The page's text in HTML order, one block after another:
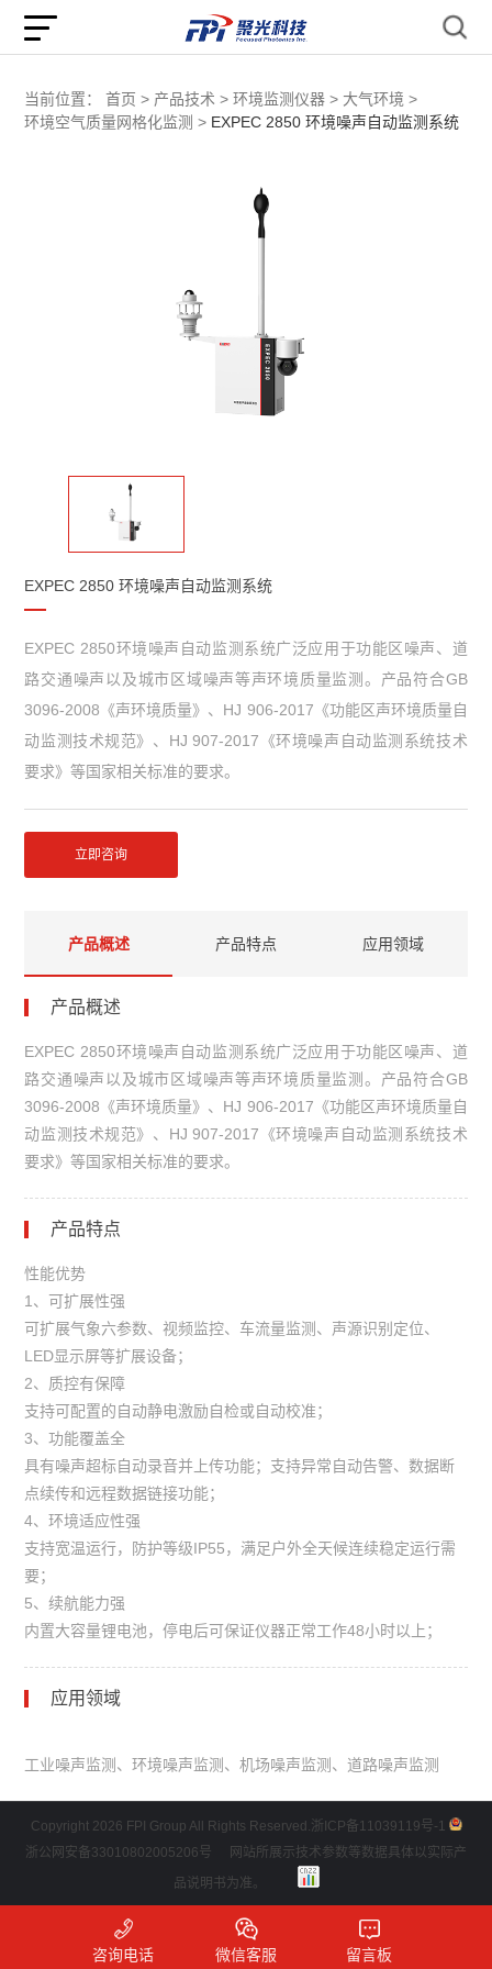
当前位置： 首页 > 产品技术 > 环境监测仪器 > 大气环境 >
环境空气质量网格化监测 > EXPEC 2850 环境噪声自动监测系统
EXPEC 2850 环境噪声自动监测系统
EXPEC 2850环境噪声自动监测系统广泛应用于功能区噪声、道
路交通噪声以及城市区域噪声等声环境质量监测。产品符合GB
3096-2008《声环境质量》、HJ 906-2017《功能区声环境质量自
动监测技术规范》、HJ 907-2017《环境噪声自动监测系统技术
要求》等国家相关标准的要求。
立即咨询
产品概述 产品特点 应用领域
产品概述
EXPEC 2850环境噪声自动监测系统广泛应用于功能区噪声、道
路交通噪声以及城市区域噪声等声环境质量监测。产品符合GB
3096-2008《声环境质量》、HJ 906-2017《功能区声环境质量自
动监测技术规范》、HJ 907-2017《环境噪声自动监测系统技术
要求》等国家相关标准的要求。
产品特点
性能优势
1、可扩展性强
可扩展气象六参数、视频监控、车流量监测、声源识别定位、
LED显示屏等扩展设备；
2、质控有保障
支持可配置的自动静电激励自检或自动校准；
3、功能覆盖全
具有噪声超标自动录音并上传功能；支持异常自动告警、数据断
点续传和远程数据链接功能；
4、环境适应性强
支持宽温运行，防护等级IP55，满足户外全天候连续稳定运行需
要；
5、续航能力强
内置大容量锂电池，停电后可保证仪器正常工作48小时以上；
应用领域
工业噪声监测、环境噪声监测、机场噪声监测、道路噪声监测
Copyright 2026 FPI Group All Rights Reserved. 浙ICP备11039119号-1
浙公网安备33010802005206号
网站所展示技术参数等数据具体以实际产
品说明书为准。
咨询电话 微信客服 留言板